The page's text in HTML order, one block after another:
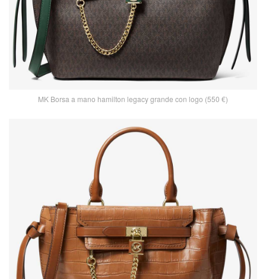
MK Borsa a mano hamilton legacy grande con logo (550 €)